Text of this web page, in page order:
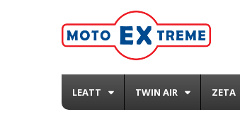
LEATT TWIN AIR ZETA